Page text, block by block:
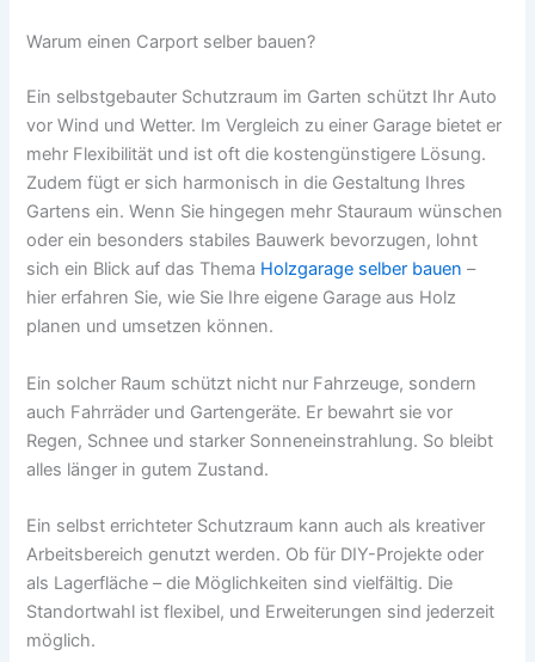
Warum einen Carport selber bauen?
Ein selbstgebauter Schutzraum im Garten schützt Ihr Auto
vor Wind und Wetter. Im Vergleich zu einer Garage bietet er
mehr Flexibilität und ist oft die kostengünstigere Lösung.
Zudem fügt er sich harmonisch in die Gestaltung Ihres
Gartens ein. Wenn Sie hingegen mehr Stauraum wünschen
oder ein besonders stabiles Bauwerk bevorzugen, lohnt
sich ein Blick auf das Thema Holzgarage selber bauen –
hier erfahren Sie, wie Sie Ihre eigene Garage aus Holz
planen und umsetzen können.
Ein solcher Raum schützt nicht nur Fahrzeuge, sondern
auch Fahrräder und Gartengeräte. Er bewahrt sie vor
Regen, Schnee und starker Sonneneinstrahlung. So bleibt
alles länger in gutem Zustand.
Ein selbst errichteter Schutzraum kann auch als kreativer
Arbeitsbereich genutzt werden. Ob für DIY-Projekte oder
als Lagerfläche – die Möglichkeiten sind vielfältig. Die
Standortwahl ist flexibel, und Erweiterungen sind jederzeit
möglich.